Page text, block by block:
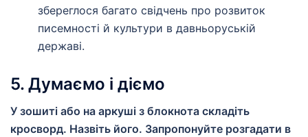
збереглося багато свідчень про розвиток
писемності й культури в давньоруській
державі.
5. Думаємо і діємо
У зошиті або на аркуші з блокнота складіть
кросворд. Назвіть його. Запропонуйте розгадати в